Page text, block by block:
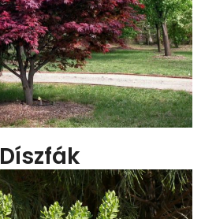
Díszfák